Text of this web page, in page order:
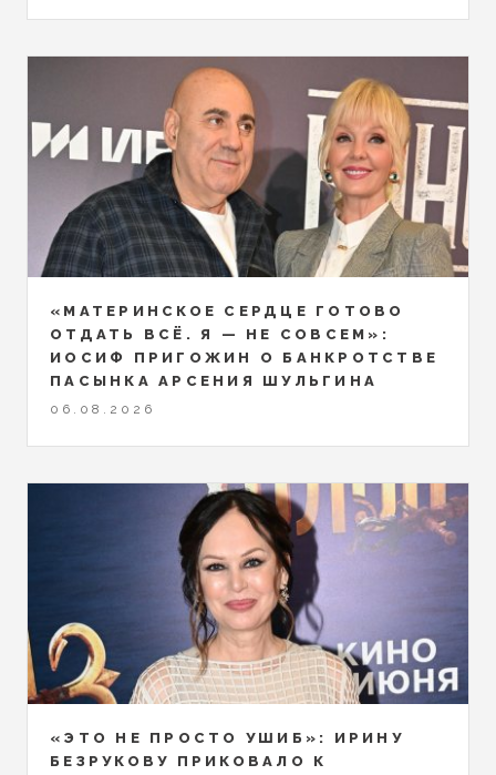
«МАТЕРИНСКОЕ СЕРДЦЕ ГОТОВО
ОТДАТЬ ВСЁ. Я — НЕ СОВСЕМ»:
ИОСИФ ПРИГОЖИН О БАНКРОТСТВЕ
ПАСЫНКА АРСЕНИЯ ШУЛЬГИНА
06.08.2026
«ЭТО НЕ ПРОСТО УШИБ»: ИРИНУ
БЕЗРУКОВУ ПРИКОВАЛО К